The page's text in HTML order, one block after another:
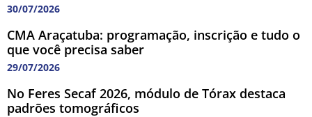
30/07/2026
CMA Araçatuba: programação, inscrição e tudo o
que você precisa saber
29/07/2026
No Feres Secaf 2026, módulo de Tórax destaca
padrões tomográficos